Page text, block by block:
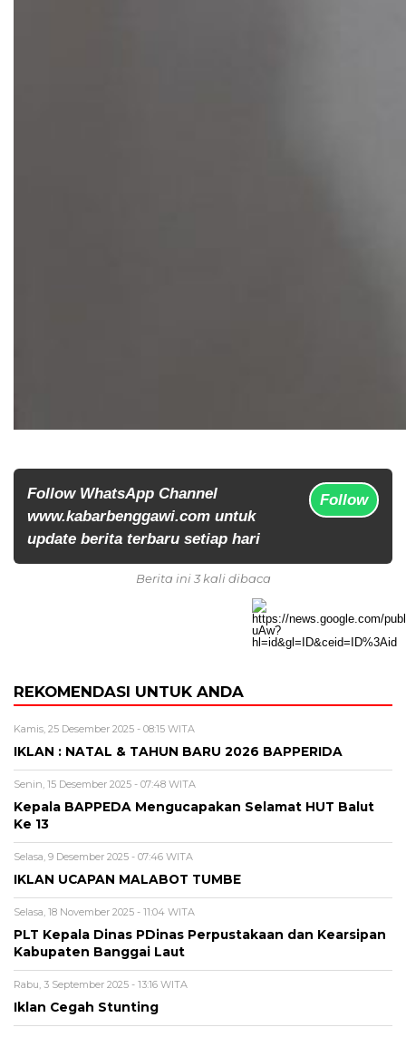
Follow WhatsApp Channel
www.kabarbenggawi.com untuk
update berita terbaru setiap hari
Follow
Berita ini 3 kali dibaca
REKOMENDASI UNTUK ANDA
Kamis, 25 Desember 2025 - 08:15 WITA
IKLAN : NATAL & TAHUN BARU 2026 BAPPERIDA
Senin, 15 Desember 2025 - 07:48 WITA
Kepala BAPPEDA Mengucapakan Selamat HUT Balut
Ke 13
Selasa, 9 Desember 2025 - 07:46 WITA
IKLAN UCAPAN MALABOT TUMBE
Selasa, 18 November 2025 - 11:04 WITA
PLT Kepala Dinas PDinas Perpustakaan dan Kearsipan
Kabupaten Banggai Laut
Rabu, 3 September 2025 - 13:16 WITA
Iklan Cegah Stunting